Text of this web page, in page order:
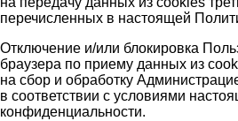
перечисленных в настоящей
Отключение и/или блокировка
браузера по приему данных из
на сбор и обработку
в соответствии с условиями
конфиденциальности.